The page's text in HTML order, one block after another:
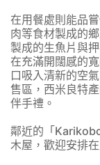
在用餐處則能品
肉等食材製成的
製成的生魚片與
在充滿開闊感的
口吸入清新的空
售區，西米良特
伴手禮。
鄰近的「
木屋，歡迎安排